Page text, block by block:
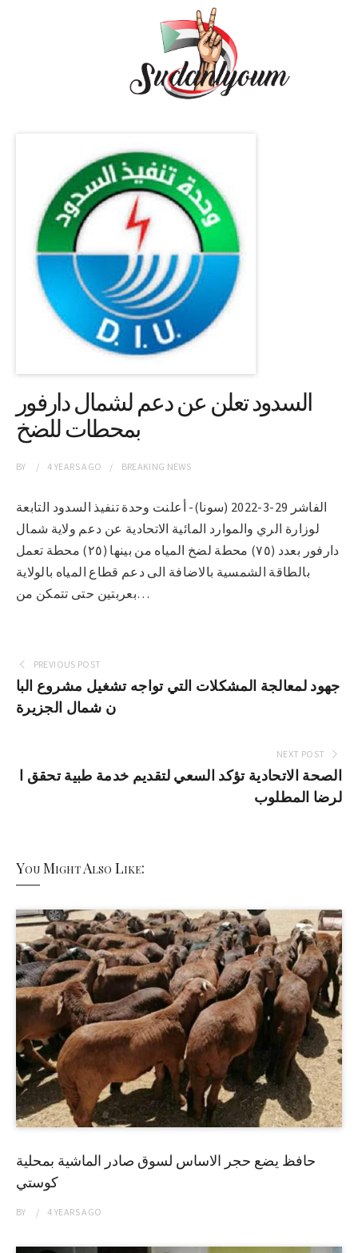
السدود تعلن عن دعم لشمال دارفور
بمحطات للضخ
BY 4 YEARSAGO BREAKING NEWS
الفاشر 29-3-2022 (سونا)- أعلنت وحدة تنفيذ السدود التابعة
لوزارة الري والموارد المائية الاتحادية عن دعم ولاية شمال
دارفور بعدد (٧٥) محطة لضخ المياه من بينها (٢٥) محطة تعمل
بالطاقة الشمسية بالاضافة الى دعم قطاع المياه بالولاية
بعربتين حتى تتمكن من…
PREVIOUS POST
جهود لمعالجة المشكلات التي تواجه تشغيل مشروع البا
ن شمال الجزيرة
NEXT POST
الصحة الاتحادية تؤكد السعي لتقديم خدمة طبية تحقق ا
لرضا المطلوب
You Might Also Like:
حافظ يضع حجر الاساس لسوق صادر الماشية بمحلية
كوستي
BY 4 YEARSAGO